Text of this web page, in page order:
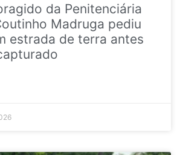
da Penitenciária
Madruga pediu
estrada de terra antes